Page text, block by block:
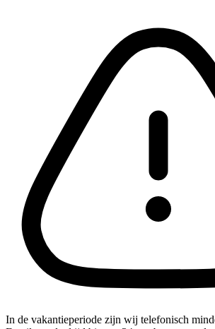
In de vakantieperiode zijn wij telefonisch